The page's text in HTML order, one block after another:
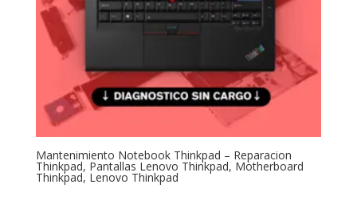
Mantenimiento Notebook Thinkpad – Reparacion
Thinkpad, Pantallas Lenovo Thinkpad, Motherboard
Thinkpad, Lenovo Thinkpad